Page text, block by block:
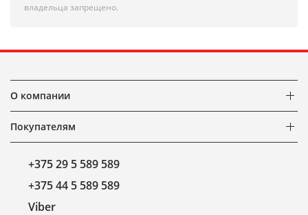
владельца запрещено.
О компании
Покупателям
+375 29 5 589 589
+375 44 5 589 589
Viber